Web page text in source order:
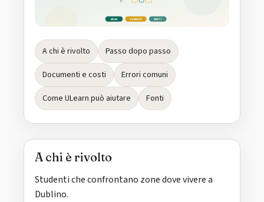
AREAS COMMUTE SAFETY
A chi è rivolto
Passo dopo passo
Documenti e costi
Errori comuni
Come ULearn può aiutare
Fonti
A chi è rivolto
Studenti che confrontano zone dove vivere a
Dublino.